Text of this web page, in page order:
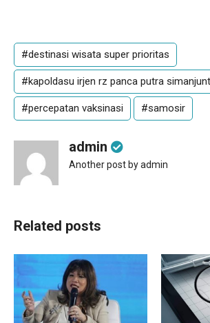
#destinasi wisata super prioritas
#kapoldasu irjen rz panca putra
#percepatan vaksinasi #samosir
admin
Another post by admin
Related posts